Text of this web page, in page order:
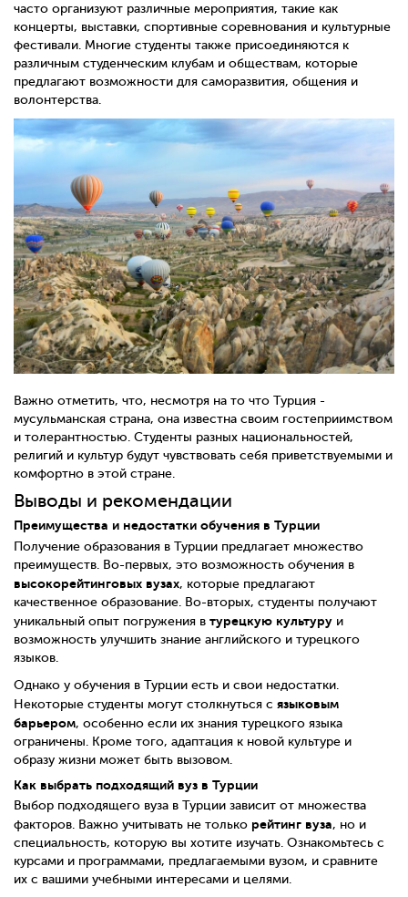
часто организуют различные мероприятия, такие как
концерты, выставки, спортивные соревнования и культурные
фестивали. Многие студенты также присоединяются к
различным студенческим клубам и обществам, которые
предлагают возможности для саморазвития, общения и
волонтерства.
Важно отметить, что, несмотря на то что Турция -
мусульманская страна, она известна своим гостеприимством
и толерантностью. Студенты разных национальностей,
религий и культур будут чувствовать себя приветствуемыми и
комфортно в этой стране.
Выводы и рекомендации
Преимущества и недостатки обучения в Турции
Получение образования в Турции предлагает множество
преимуществ. Во-первых, это возможность обучения в
высокорейтинговых вузах, которые предлагают
качественное образование. Во-вторых, студенты получают
уникальный опыт погружения в турецкую культуру и
возможность улучшить знание английского и турецкого
языков.
Однако у обучения в Турции есть и свои недостатки.
Некоторые студенты могут столкнуться с языковым
барьером, особенно если их знания турецкого языка
ограничены. Кроме того, адаптация к новой культуре и
образу жизни может быть вызовом.
Как выбрать подходящий вуз в Турции
Выбор подходящего вуза в Турции зависит от множества
факторов. Важно учитывать не только рейтинг вуза, но и
специальность, которую вы хотите изучать. Ознакомьтесь с
курсами и программами, предлагаемыми вузом, и сравните
их с вашими учебными интересами и целями.